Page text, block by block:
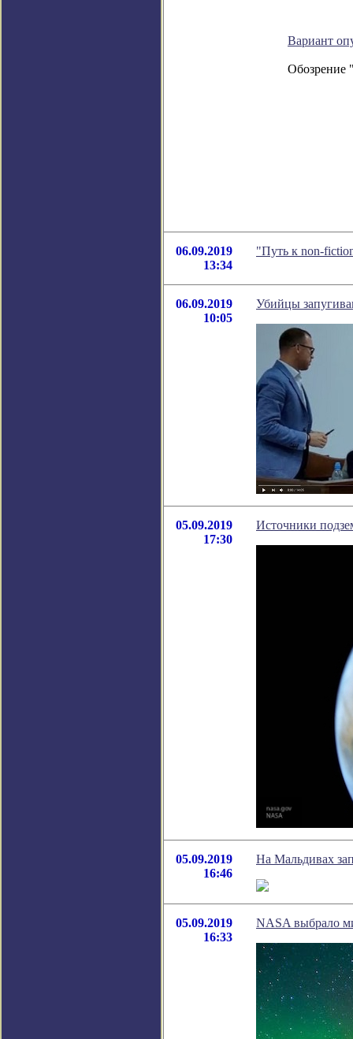
Вариант
Обозрение
06.09.2019
13:34
"Путь к non-
06.09.2019
10:05
Убийцы
05.09.2019
17:30
Источники
05.09.2019
16:46
На Мальдивах
05.09.2019
16:33
NASA выбрало